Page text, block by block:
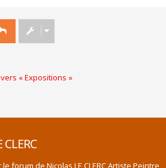
« Expositions »
forum de Nicolas LE CLERC Artiste Peintre